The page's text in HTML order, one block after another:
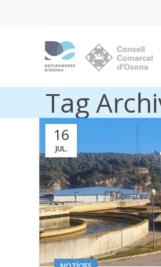
Tag
16
JUL.